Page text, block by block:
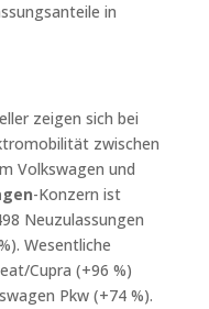
in
zeigen sich bei
zwischen
Volkswagen und
-Konzern ist
Neuzulassungen
Wesentliche
Cupra (+96 %)
Pkw (+74 %).